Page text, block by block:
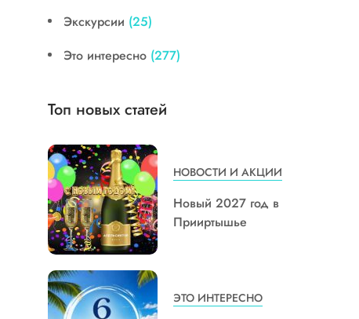
Экскурсии (25)
Это интересно (277)
Топ новых статей
НОВОСТИ И АКЦИИ
Новый 2027 год в
Прииртышье
ЭТО ИНТЕРЕСНО